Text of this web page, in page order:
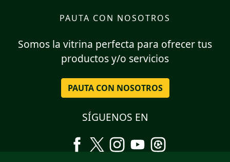
PAUTA CON NOSOTROS
Somos la vitrina perfecta para ofrecer tus
productos y/o servicios
PAUTA CON NOSOTROS
SÍGUENOS EN